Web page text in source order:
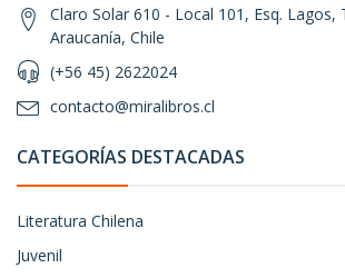
Claro Solar 610 - Local 101, Esq. Lagos,
Araucanía, Chile
(+56 45) 2622024
contacto@miralibros.cl
CATEGORÍAS DESTACADAS
Literatura Chilena
Juvenil